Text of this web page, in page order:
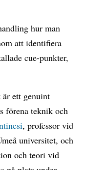
hur man
att identifiera
cue-punkter,
är ett genuint
förena teknik och
, professor vid
universitet, och
och teori vid